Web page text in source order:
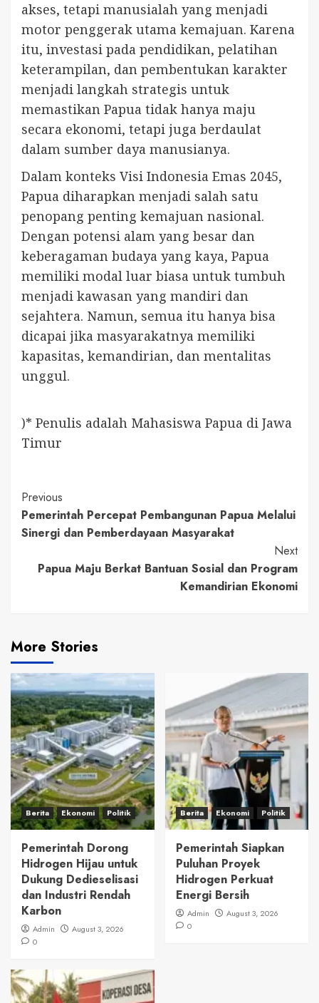
akses, tetapi manusialah yang menjadi
motor penggerak utama kemajuan. Karena
itu, investasi pada pendidikan, pelatihan
keterampilan, dan pembentukan karakter
menjadi langkah strategis untuk
memastikan Papua tidak hanya maju
secara ekonomi, tetapi juga berdaulat
dalam sumber daya manusianya.
Dalam konteks Visi Indonesia Emas 2045,
Papua diharapkan menjadi salah satu
penopang penting kemajuan nasional.
Dengan potensi alam yang besar dan
keberagaman budaya yang kaya, Papua
memiliki modal luar biasa untuk tumbuh
menjadi kawasan yang mandiri dan
sejahtera. Namun, semua itu hanya bisa
dicapai jika masyarakatnya memiliki
kapasitas, kemandirian, dan mentalitas
unggul.
)* Penulis adalah Mahasiswa Papua di Jawa
Timur
Continue
Reading
Previous
Pemerintah Percepat Pembangunan Papua Melalui
Sinergi dan Pemberdayaan Masyarakat
Next
Papua Maju Berkat Bantuan Sosial dan Program
Kemandirian Ekonomi
More Stories
Berita Ekonomi Politik
Pemerintah Dorong
Hidrogen Hijau untuk
Dukung Dedieselisasi
dan Industri Rendah
Karbon
Admin
August 3, 2026
0
Berita Ekonomi Politik
Pemerintah Siapkan
Puluhan Proyek
Hidrogen Perkuat
Energi Bersih
Admin
August 3, 2026
0